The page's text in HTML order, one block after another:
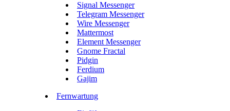
Signal Messenger
Telegram Messenger
Wire Messenger
Mattermost
Element Messenger
Gnome Fractal
Pidgin
Ferdium
Gajim
Fernwartung